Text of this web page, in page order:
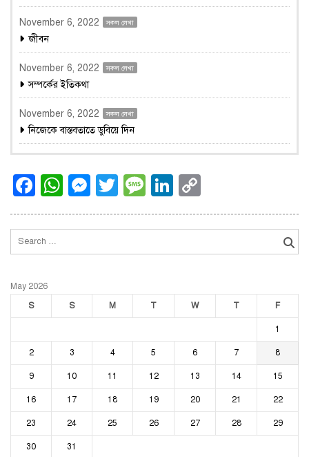
November 6, 2022 সকল লেখা
জীবন
November 6, 2022 সকল লেখা
সম্পর্কের ইতিকথা
November 6, 2022 সকল লেখা
নিজেকে বাস্তবতাতে ডুবিয়ে দিন
Facebook
WhatsApp
Messenger
Twitter
Message
LinkedIn
Link
Search
May 2026
S
S M T W T F
1
2 3 4 5 6 7 8
9 10 11 12 13 14 15
16 17 18 19 20 21 22
23 24 25 26 27 28 29
30 31